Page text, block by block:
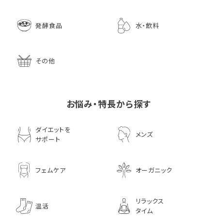
発酵食品 水・飲料
その他
お悩み・特長から探す
ダイエットを
サポート
メンズ
フェムケア オーガニック
温活
リラックス
タイム